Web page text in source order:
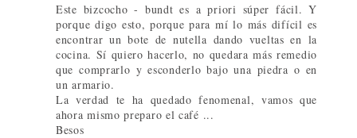
Este bizcocho - bundt es a priori súper fácil. Y
porque digo esto, porque para mí lo más difícil es
encontrar un bote de nutella dando vueltas en la
cocina. Sí quiero hacerlo, no quedara más remedio
que comprarlo y esconderlo bajo una piedra o en
un armario.
La verdad te ha quedado fenomenal, vamos que
ahora mismo preparo el café ...
Besos